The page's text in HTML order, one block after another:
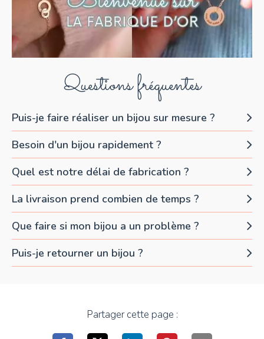
Questions fréquentes
Puis-je faire réaliser un bijou sur mesure ?
Besoin d'un bijou rapidement ?
Quel est notre délai de fabrication ?
La livraison prend combien de temps ?
Que faire si mon bijou a un problème ?
Puis-je retourner un bijou ?
Partager cette page :